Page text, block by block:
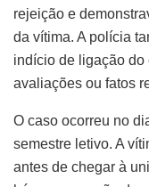
rejeição e
da vítima. A polícia
indício de ligação do
avaliações ou fatos
O caso ocorreu no
semestre letivo. A
antes de chegar à